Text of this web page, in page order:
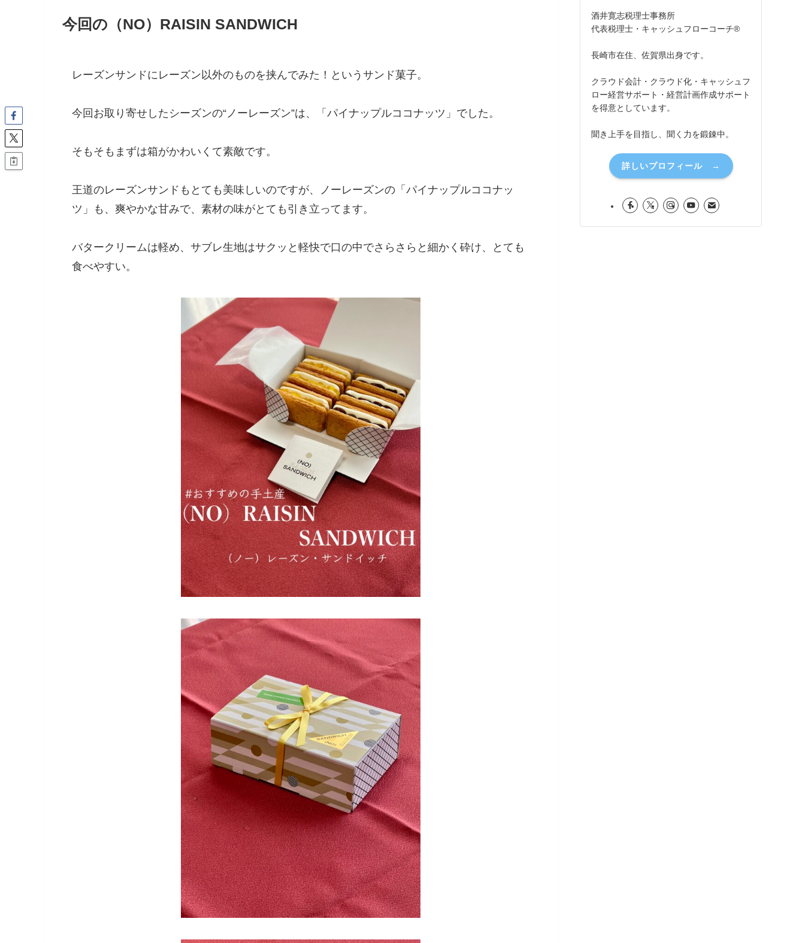
今回の（NO）RAISIN SANDWICH
レーズンサンドにレーズン以外のものを挟んでみた！というサンド菓子。
今回お取り寄せしたシーズンの“ノーレーズン”は、「パイナップルココナッツ」でした。
そもそもまずは箱がかわいくて素敵です。
王道のレーズンサンドもとても美味しいのですが、ノーレーズンの「パイナップルココナッ
ツ」も、爽やかな甘みで、素材の味がとても引き立ってます。
バタークリームは軽め、サブレ生地はサクッと軽快で口の中でさらさらと細かく砕け、とても
食べやすい。
酒井寛志税理士事務所
代表税理士・キャッシュフローコーチ®
長崎市在住、佐賀県出身です。
クラウド会計・クラウド化・キャッシュフ
ロー経営サポート・経営計画作成サポート
を得意としています。
聞き上手を目指し、聞く力を鍛錬中。
詳しいプロフィール →